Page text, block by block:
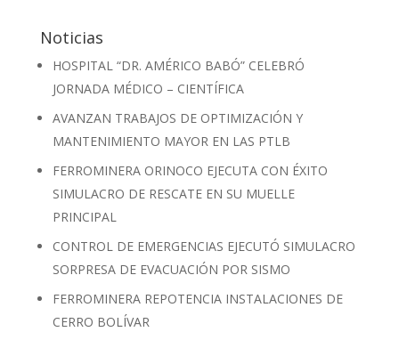
Noticias
HOSPITAL “DR. AMÉRICO BABÓ” CELEBRÓ
JORNADA MÉDICO – CIENTÍFICA
AVANZAN TRABAJOS DE OPTIMIZACIÓN Y
MANTENIMIENTO MAYOR EN LAS PTLB
FERROMINERA ORINOCO EJECUTA CON ÉXITO
SIMULACRO DE RESCATE EN SU MUELLE
PRINCIPAL
CONTROL DE EMERGENCIAS EJECUTÓ SIMULACRO
SORPRESA DE EVACUACIÓN POR SISMO
FERROMINERA REPOTENCIA INSTALACIONES DE
CERRO BOLÍVAR